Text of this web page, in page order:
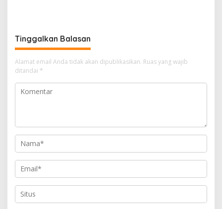
Tinggalkan Balasan
Alamat email Anda tidak akan dipublikasikan. Ruas yang wajib
ditandai *